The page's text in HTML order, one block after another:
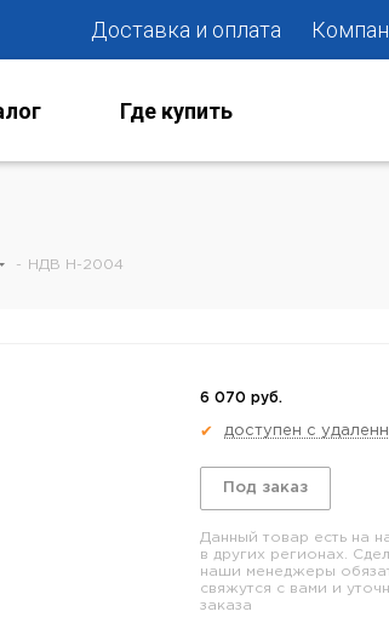
Доставка и оплата
Где купить
- НДВ Н-2004
6 070 руб.
✔ доступен с
Под заказ
Данный товар есть на
в других регионах.
наши менеджеры
свяжутся с вами и
заказа